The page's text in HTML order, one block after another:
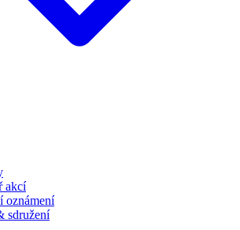
akcí
oznámení
sdružení